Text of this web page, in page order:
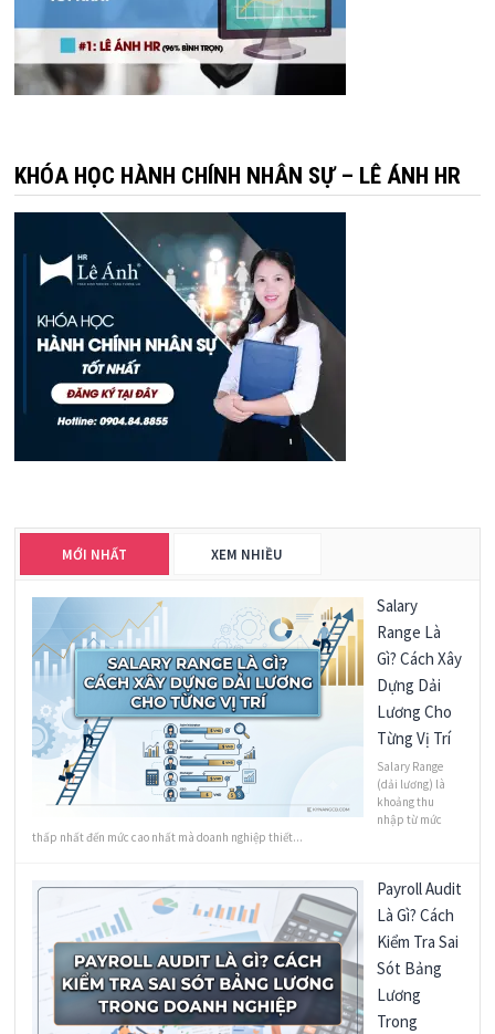
KHÓA HỌC HÀNH CHÍNH NHÂN SỰ – LÊ ÁNH HR
MỚI NHẤT XEM NHIỀU
Salary
Range Là
Gì? Cách Xây
Dựng Dải
Lương Cho
Từng Vị Trí
Salary Range
(dải lương) là
khoảng thu
nhập từ mức
thấp nhất đến mức cao nhất mà doanh nghiệp thiết...
Payroll Audit
Là Gì? Cách
Kiểm Tra Sai
Sót Bảng
Lương
Trong